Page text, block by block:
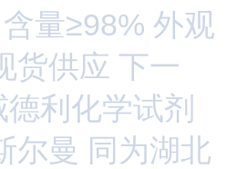
量≥98% 外观
货供应 下一
利化学试剂
尔曼 同为湖北